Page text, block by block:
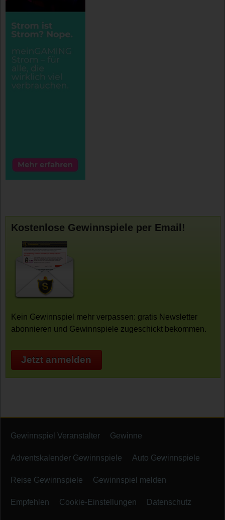
Kostenlose Gewinnspiele per Email!
Kein Gewinnspiel mehr verpassen: gratis Newsletter
abonnieren und Gewinnspiele zugeschickt bekommen.
Jetzt anmelden
Gewinnspiel Veranstalter Gewinne
Adventskalender Gewinnspiele Auto Gewinnspiele
Reise Gewinnspiele Gewinnspiel melden
Empfehlen Cookie-Einstellungen Datenschutz